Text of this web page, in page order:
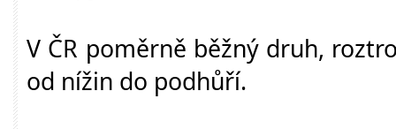
V ČR poměrně běžný druh,
od nížin do podhůří.